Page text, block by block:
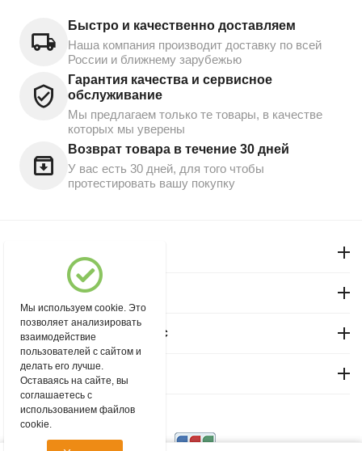
Быстро и качественно доставляем
Наша компания производит доставку по всей
России и ближнему зарубежью
Гарантия качества и сервисное
обслуживание
Мы предлагаем только те товары, в качестве
которых мы уверены
Возврат товара в течение 30 дней
У вас есть 30 дней, для того чтобы
протестировать вашу покупку
Магазин "Северный"
Покупательский сервис
Контакты
© 2004 - 2026 msever.ru.
Мы используем cookie. Это
позволяет анализировать
взаимодействие
пользователей с сайтом и
делать его лучше.
Оставаясь на сайте, вы
соглашаетесь с
использованием файлов
cookie.